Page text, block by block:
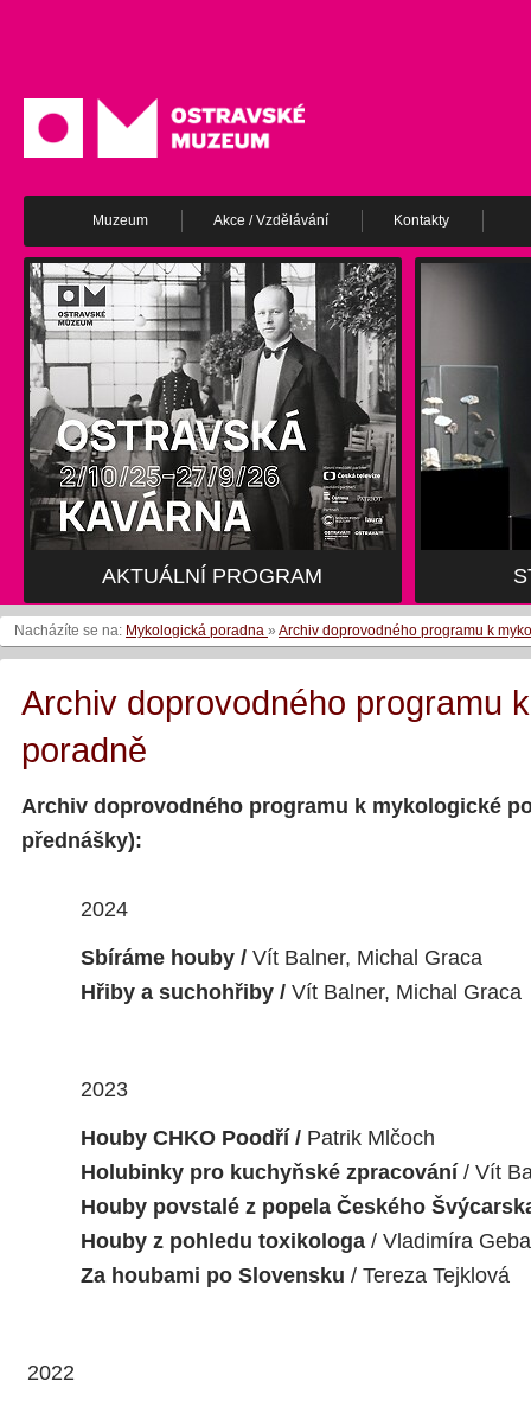
Muzeum Akce / Vzdělávání Kontakty
AKTUÁLNÍ PROGRAM
AKTUÁLNÍ PROGRAM
Nacházíte se na: Mykologická poradna » Archiv doprovodného programu k
Archiv doprovodného programu
poradně
Archiv doprovodného programu k mykologické
přednášky):
2024
Sbíráme houby / Vít Balner, Michal Graca
Hřiby a suchohřiby / Vít Balner, Michal Graca
2023
Houby CHKO Poodří / Patrik Mlčoch
Holubinky pro kuchyňské zpracování/ Vít
Houby povstalé z popela Českého
Houby z pohledu toxikologa / Vladimíra
Za houbami po Slovensku / Tereza Tejklová
2022